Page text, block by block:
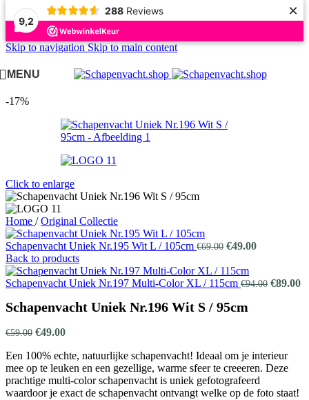
9,2
288 Reviews ×
Skip to navigationSkip to main content
MENU
-17%
Click to enlarge
Home / Original Collectie
Schapenvacht Uniek Nr.195 Wit L / 105cm €69.00 Oorspronkelijke
was:
€69.00.
€49.00Huidige
€49.00.
Back to products
Schapenvacht Uniek Nr.197 Multi-Color XL / 115cm €94.00 €89.00
Schapenvacht Uniek Nr.196 Wit S / 95cm
€59.00 Oorspronkelijke
was:
€59.00.
€49.00Huidige
is:
€49.00.
Een 100% echte, natuurlijke schapenvacht! Ideaal om je interieur
mee op te leuken en een gezellige, warme sfeer te creeeren. Deze
prachtige multi-color schapenvacht is uniek gefotografeerd
waardoor je exact de schapenvacht ontvangt welke op de foto staat!